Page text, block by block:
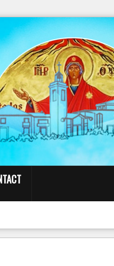
de Six-Fours
MARS – 19h30
ÉSOTERISME - EXORCISME